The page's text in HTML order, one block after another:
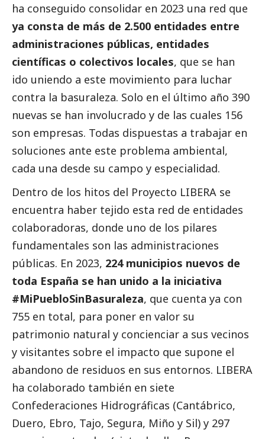
ha conseguido consolidar en 2023 una red que
ya consta de más de 2.500 entidades entre
administraciones públicas, entidades
científicas o colectivos locales, que se han
ido uniendo a este movimiento para luchar
contra la basuraleza. Solo en el último año 390
nuevas se han involucrado y de las cuales 156
son empresas. Todas dispuestas a trabajar en
soluciones ante este problema ambiental,
cada una desde su campo y especialidad.
Dentro de los hitos del Proyecto LIBERA se
encuentra haber tejido esta red de entidades
colaboradoras, donde uno de los pilares
fundamentales son las administraciones
públicas. En 2023, 224 municipios nuevos de
toda España se han unido a la iniciativa
#MiPuebloSinBasuraleza, que cuenta ya con
755 en total, para poner en valor su
patrimonio natural y concienciar a sus vecinos
y visitantes sobre el impacto que supone el
abandono de residuos en sus entornos. LIBERA
ha colaborado también en siete
Confederaciones Hidrográficas (Cantábrico,
Duero, Ebro, Tajo, Segura, Miño y Sil) y 297